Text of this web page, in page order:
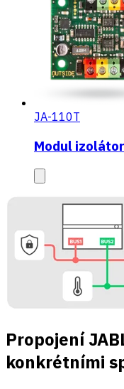
JA-110T
Modul
Propojení
konkrétními